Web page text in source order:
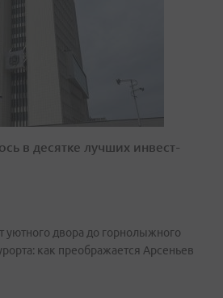
в десятке лучших инвест-
уютного двора до горнолыжного
как преображается Арсеньев